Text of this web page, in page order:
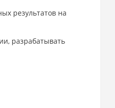
результатов на
разрабатывать